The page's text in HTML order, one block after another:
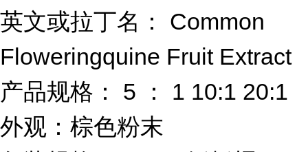
英文或拉丁名： Common
Floweringquine Fruit Extract
产品规格： 5 ： 1 10:1 20:1
外观：棕色粉末